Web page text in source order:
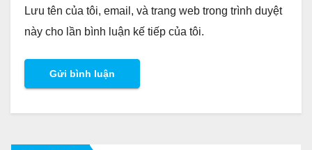
Lưu tên của tôi, email, và trang web trong trình duyệt
này cho lần bình luận kế tiếp của tôi.